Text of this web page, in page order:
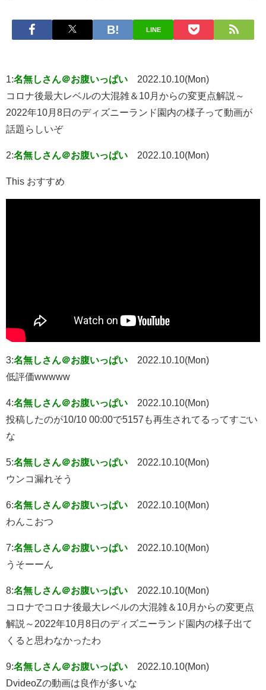
LINE
1:名無しさん＠お腹いっぱい
2022.10.10(Mon)
コロナ後最大レベルの大混雑＆10月からの変更点解説～
2022年10月8日のディズニーランド園内の様子って動画が
話題らしいぞ
2:名無しさん＠お腹いっぱい 2022.10.10(Mon)
This おすすめ
3:名無しさん＠お腹いっぱい
2022.10.10(Mon)
低評価wwwww
4:名無しさん＠お腹いっぱい
2022.10.10(Mon)
投稿したのが10/10 00:00で5157も再生されてるってすごい
な
5:名無しさん＠お腹いっぱい
2022.10.10(Mon)
ウンコ漏れそう
6:名無しさん＠お腹いっぱい
2022.10.10(Mon)
わんこおつ
7:名無しさん＠お腹いっぱい
2022.10.10(Mon)
うそーーん
8:名無しさん＠お腹いっぱい
2022.10.10(Mon)
コロナでコロナ後最大レベルの大混雑＆10月からの変更点
解説～2022年10月8日のディズニーランド園内の様子出て
くると思わなかったわ
9:名無しさん＠お腹いっぱい
2022.10.10(Mon)
DvideoZの動画は良作が多いな